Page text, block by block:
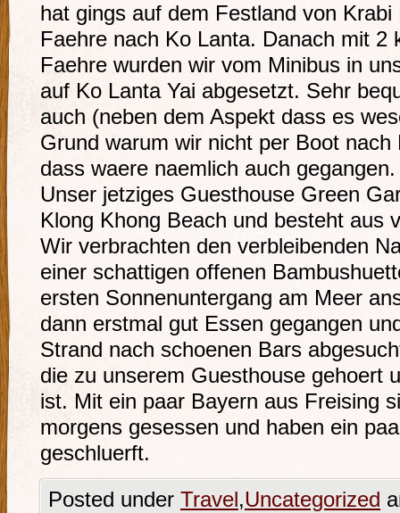
hat gings auf dem Festland von
Faehre nach Ko Lanta. Danach mit 2
Faehre wurden wir vom Minibus in
auf Ko Lanta Yai abgesetzt. Sehr
auch (neben dem Aspekt dass es
Grund warum wir nicht per Boot
dass waere naemlich auch gegangen.
Unser jetziges Guesthouse Green
Klong Khong Beach und besteht aus
Wir verbrachten den verbleibenden
einer schattigen offenen
ersten Sonnenuntergang am Meer
dann erstmal gut Essen gegangen
Strand nach schoenen Bars
die zu unserem Guesthouse gehoert
ist. Mit ein paar Bayern aus Freising
morgens gesessen und haben ein
geschluerft.
Posted under Travel,Uncategorized